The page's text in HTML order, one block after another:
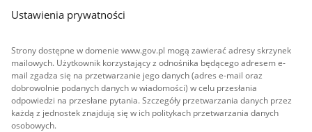
Ustawienia prywatności
Strony dostępne w domenie www.gov.pl mogą zawierać adresy skrzynek
mailowych. Użytkownik korzystający z odnośnika będącego adresem e-
mail zgadza się na przetwarzanie jego danych (adres e-mail oraz
dobrowolnie podanych danych w wiadomości) w celu przesłania
odpowiedzi na przesłane pytania. Szczegóły przetwarzania danych przez
każdą z jednostek znajdują się w ich politykach przetwarzania danych
osobowych.